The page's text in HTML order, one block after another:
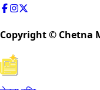
Copyright © Chetna